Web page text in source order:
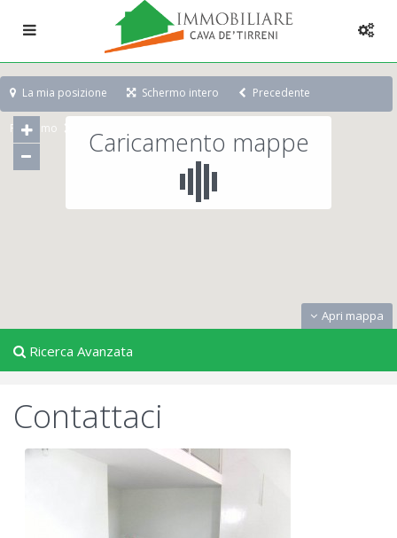
Caricamento mappe
Apri mappa
La mia posizione Schermo intero Precedente
Prossimo
Ricerca Avanzata
Contattaci